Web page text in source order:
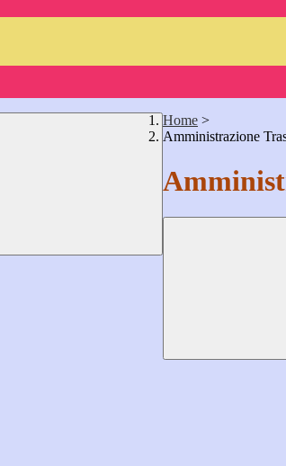
Home >
Amministrazione